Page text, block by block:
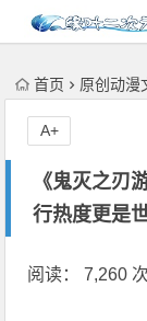
首页 原创动漫
《鬼灭之刃
行热度更是
A+
阅读： 7,260 次